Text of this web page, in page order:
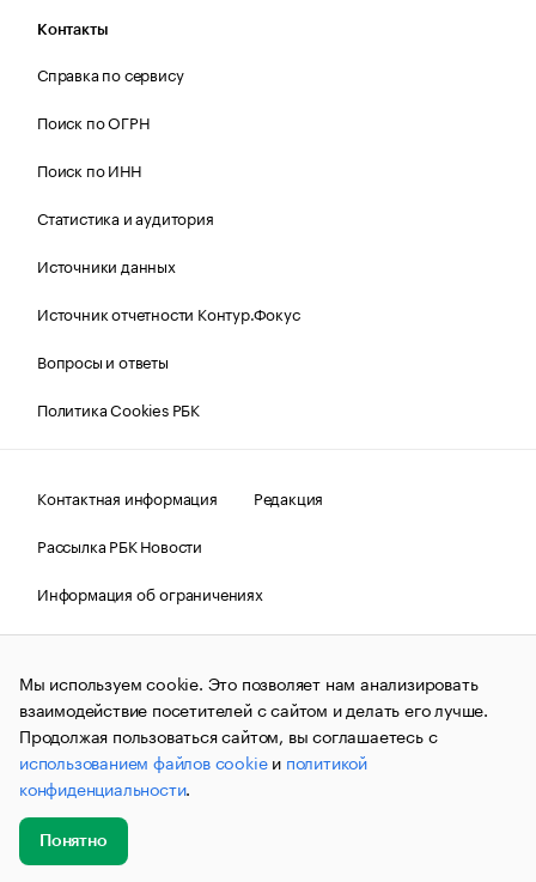
Контакты
Справка по сервису
Поиск по ОГРН
Поиск по ИНН
Статистика и аудитория
Источники данных
Источник отчетности Контур.Фокус
Вопросы и ответы
Политика Cookies РБК
Контактная информация
Редакция
Рассылка РБК Новости
Информация об ограничениях
Правовая информация
О соблюдении авторских прав
© АО «РОСБИЗНЕСКОНСАЛТИНГ»,1995–2026.Сообщения
и материалы информационного агентства «РБК»
(зарегистрировано Федеральной службой по надзору в сфере
связи, информационных технологий и массовых
коммуникаций (Роскомнадзор) 09.12.2015 за номером ИА
№ФС77-63848) сопровождаются пометкой «РБК». Отдельные
публикации могут содержать информацию,
не предназначенную для пользователей
до 18 лет.
Мы используем cookie. Это позволяет нам анализировать
взаимодействие посетителей с сайтом и делать его лучше.
Продолжая пользоваться сайтом, вы соглашаетесь с
использованием файлов cookieи политикой
конфиденциальности.
Понятно